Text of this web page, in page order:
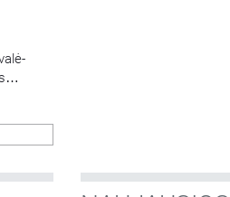
ir